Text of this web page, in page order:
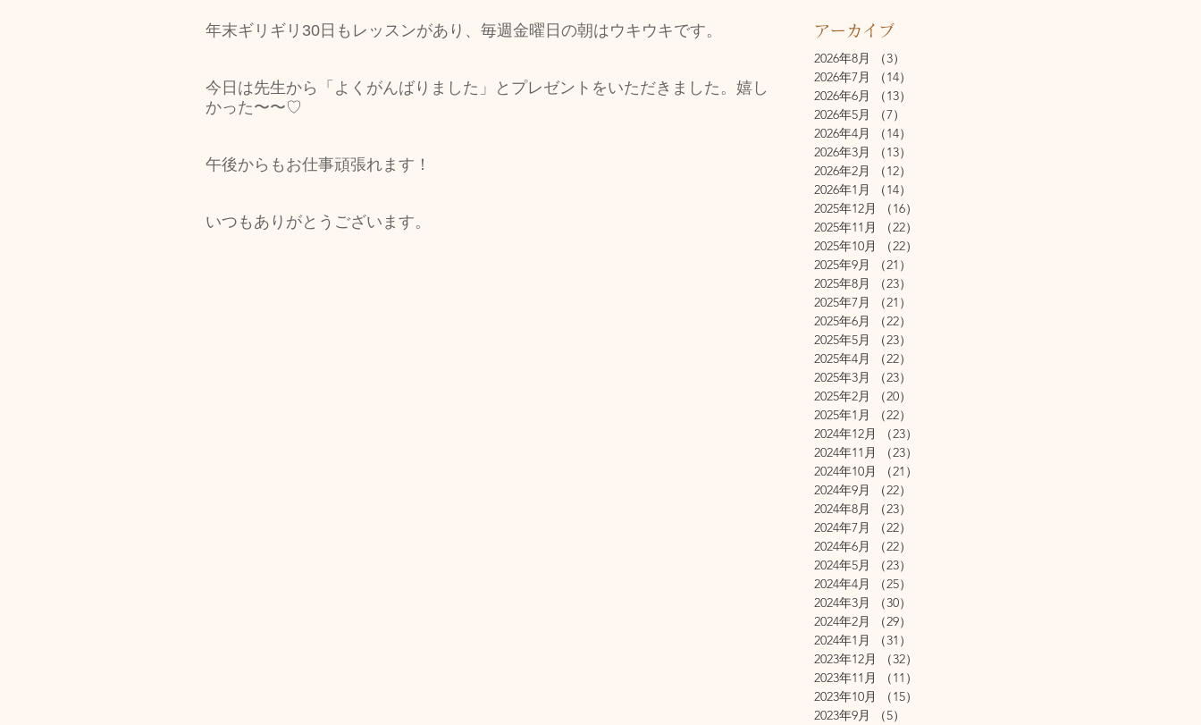
年末ギリギリ30日もレッスンがあり、毎週金曜日の朝はウキウキです。
今日は先生から「よくがんばりました」とプレゼントをいただきました。嬉し
かった〜〜♡
午後からもお仕事頑張れます！
いつもありがとうございます。
アーカイブ
2026年8月
（3）
2026年7月
（14）
2026年6月
（13）
2026年5月
（7）
2026年4月
（14）
2026年3月
（13）
2026年2月
（12）
2026年1月
（14）
2025年12月
（16）
2025年11月
（22）
2025年10月
（22）
2025年9月
（21）
2025年8月
（23）
2025年7月
（21）
2025年6月
（22）
2025年5月
（23）
2025年4月
（22）
2025年3月
（23）
2025年2月
（20）
2025年1月
（22）
2024年12月
（23）
2024年11月
（23）
2024年10月
（21）
2024年9月
（22）
2024年8月
（23）
2024年7月
（22）
2024年6月
（22）
2024年5月
（23）
2024年4月
（25）
2024年3月
（30）
2024年2月
（29）
2024年1月
（31）
2023年12月
（32）
2023年11月
（11）
2023年10月
（15）
2023年9月
（5）